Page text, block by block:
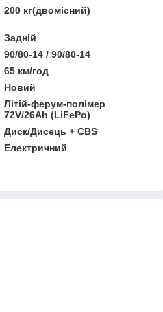
200 кг(двомісний)
Задній
90/80-14 / 90/80-14
65 км/год
Новий
Літій-ферум-полімер
72V/26Ah (LiFePo)
Диск/Дисець + CBS
Електричний